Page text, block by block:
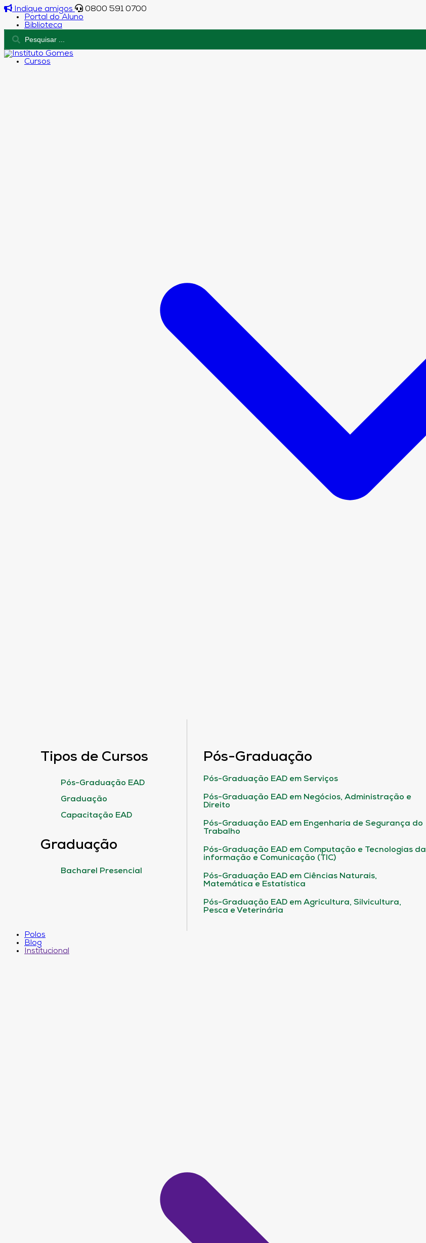
Indique amigos
0800 591 0700
Portal do Aluno
Biblioteca
Cursos
Tipos de Cursos
Pós-Graduação EAD
Graduação
Capacitação EAD
Graduação
Bacharel Presencial
Pós-Graduação
Pós-Graduação EAD em Serviços
Pós-Graduação EAD em Negócios, Administração e
Direito
Pós-Graduação EAD em Engenharia de Segurança do
Trabalho
Pós-Graduação EAD em Computação e Tecnologias da
informação e Comunicação (TIC)
Pós-Graduação EAD em Ciências Naturais,
Matemática e Estatística
Pós-Graduação EAD em Agricultura, Silvicultura,
Pesca e Veterinária
Polos
Blog
Institucional